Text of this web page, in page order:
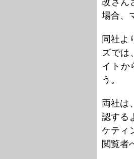
改ざん
場合、
同社よ
ズでは
イトか
う。
両社は
認する
ケティ
閲覧者